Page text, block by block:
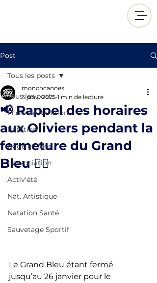
Post
Tous les posts
École de Natation
Natation
Nage en Mer
L'association
Activ'été
Nat. Artistique
Natation Santé
Sauvetage Sportif
Tous les posts
📢 Rappel des horaires
aux Oliviers pendant la
fermeture du Grand
Bleu 🏊‍♂️
moncncannes
3 janv. 2025 1 min de lecture
Le Grand Bleu étant fermé
jusqu’au 26 janvier pour le